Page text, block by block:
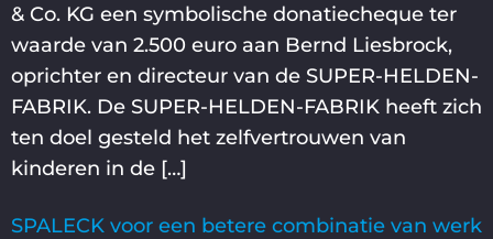
& Co. KG een symbolische donatiecheque ter
waarde van 2.500 euro aan Bernd Liesbrock,
oprichter en directeur van de SUPER-HELDEN-
FABRIK. De SUPER-HELDEN-FABRIK heeft zich
ten doel gesteld het zelfvertrouwen van
kinderen in de […]
SPALECK voor een betere combinatie van werk